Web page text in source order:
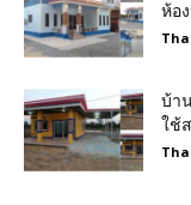
ห้อ
บ้า
ใช้